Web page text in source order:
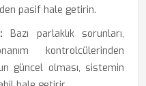
pasif hale getirin.
Bazı parlaklık sorunları,
kontrolcülerinden
güncel olması, sistemin